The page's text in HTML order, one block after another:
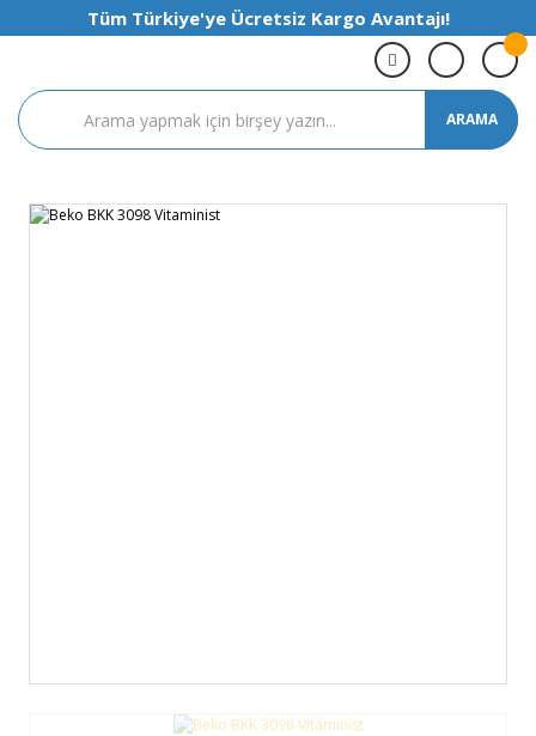
Tüm Türkiye'ye Ücretsiz Kargo Avantajı!
ARAMA